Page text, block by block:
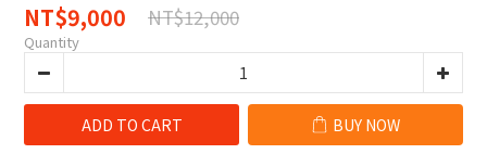
NT$9,000 NT$12,000
Quantity
ADD TO CART BUY NOW